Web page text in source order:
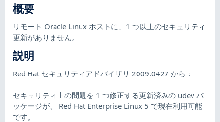
概要
リモート Oracle Linux ホストに、1 つ以上のセキュリティ
更新がありません。
説明
Red Hat セキュリティアドバイザリ 2009:0427 から：
セキュリティ上の問題を 1 つ修正する更新済みの udev パ
ッケージが、 Red Hat Enterprise Linux 5 で現在利用可能
です。